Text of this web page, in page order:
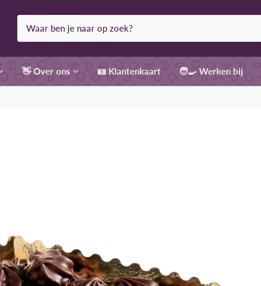
👋 Over ons 🪪 Klantenkaart 🧑‍🍳 Werken bij